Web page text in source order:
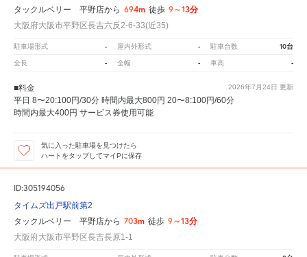
タックルベリー 平野店から 694m 徒歩 9～13分
大阪府大阪市平野区長吉六反2-6-33(近35)
駐車場形式 - 屋内外形式 - 駐車台数 10台
全長 - 全幅 - 車高 -
2026年7月24日 更新
■料金
平日 8〜20:100円/30分 時間内最大800円 20〜8:100円/60分
時間内最大400円 サービス券使用可能
気に入った駐車場を見つけたら
ハートをタップしてマイPに保存
ID:305194056
タイムズ出戸駅前第2
タックルベリー 平野店から 703m 徒歩 9～13分
大阪府大阪市平野区長吉長原1-1